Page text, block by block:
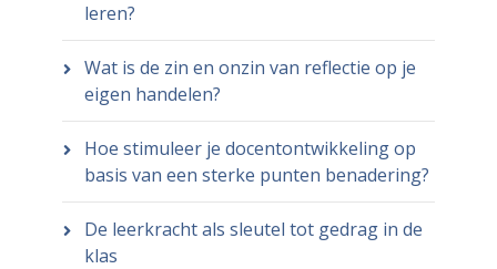
leren?
Wat is de zin en onzin van reflectie op je
eigen handelen?
Hoe stimuleer je docentontwikkeling op
basis van een sterke punten benadering?
De leerkracht als sleutel tot gedrag in de
klas